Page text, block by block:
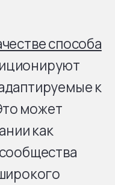
способа
к
может
как